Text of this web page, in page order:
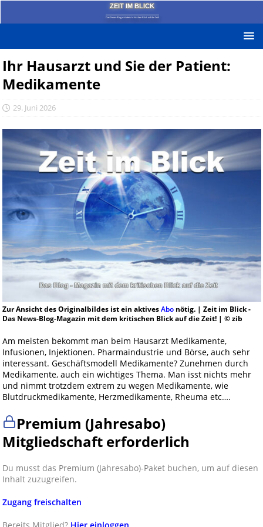
ZEIT IM BLICK
Das News-Blog mit dem kritischen Blick auf die Zeit!
Ihr Hausarzt und Sie der Patient:
Medikamente
29. Juni 2026
Zur Ansicht des Originalbildes ist ein aktivesAbonötig. | Zeit im Blick -
Das News-Blog-Magazin mit dem kritischen Blick auf die Zeit! | © zib
Am meisten bekommt man beim Hausarzt Medikamente,
Infusionen, Injektionen. Pharmaindustrie und Börse, auch sehr
interessant. Geschäftsmodell Medikamente? Zunehmen durch
Medikamente, auch ein wichtiges Thema. Man isst nichts mehr
und nimmt trotzdem extrem zu wegen Medikamente, wie
Blutdruckmedikamente, Herzmedikamente, Rheuma etc….
Premium (Jahresabo)
Mitgliedschaft erforderlich
Du musst das Premium (Jahresabo)-Paket buchen, um auf diesen
Inhalt zuzugreifen.
Zugang freischalten